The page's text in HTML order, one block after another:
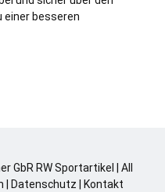
einer besseren
GbR RW Sportartikel | All
Datenschutz Kontakt